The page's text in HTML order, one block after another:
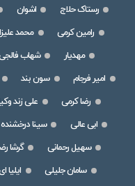
رستاک حلاج
اشوان
رامین کرمی
محمد
مهدیار
شهاب
امیر فرجام
سون بند
رضا کرمی
علی زند
ابی عالی
سینا درخشنده
سهیل رحمانی
گرشا
سامان جلیلی
ایلیا